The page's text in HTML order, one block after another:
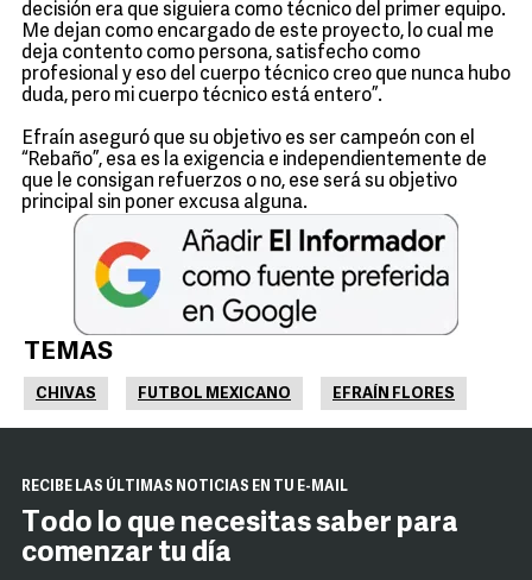
decisión era que siguiera como técnico del primer equipo.
Me dejan como encargado de este proyecto, lo cual me
deja contento como persona, satisfecho como
profesional y eso del cuerpo técnico creo que nunca hubo
duda, pero mi cuerpo técnico está entero”.
Efraín aseguró que su objetivo es ser campeón con el
“Rebaño”, esa es la exigencia e independientemente de
que le consigan refuerzos o no, ese será su objetivo
principal sin poner excusa alguna.
TEMAS
CHIVAS FUTBOL MEXICANO EFRAÍN FLORES
RECIBE LAS ÚLTIMAS NOTICIAS EN TU E-MAIL
Todo lo que necesitas saber para
comenzar tu día